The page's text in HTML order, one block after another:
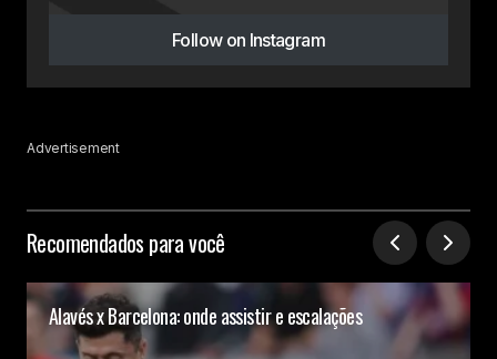
Follow on Instagram
Advertisement
Recomendados para você
Alavés x Barcelona: onde assistir e escalações